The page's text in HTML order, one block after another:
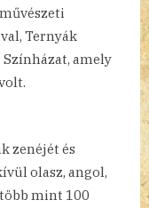
Ternyák
amely
zenéjét és
olasz, angol,
mint 100